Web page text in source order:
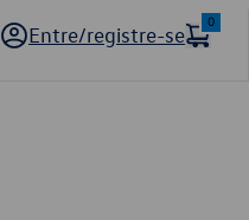
Entre/registre-se
0